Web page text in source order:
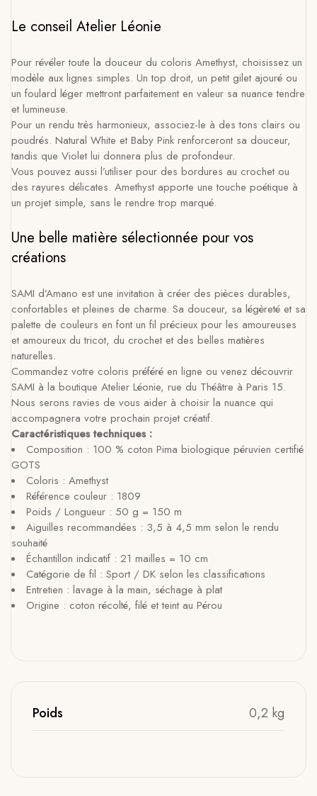
Le conseil Atelier Léonie
Pour révéler toute la douceur du coloris Amethyst, choisissez un
modèle aux lignes simples. Un top droit, un petit gilet ajouré ou
un foulard léger mettront parfaitement en valeur sa nuance tendre
et lumineuse.
Pour un rendu très harmonieux, associez-le à des tons clairs ou
poudrés. Natural White et Baby Pink renforceront sa douceur,
tandis que Violet lui donnera plus de profondeur.
Vous pouvez aussi l’utiliser pour des bordures au crochet ou
des rayures délicates. Amethyst apporte une touche poétique à
un projet simple, sans le rendre trop marqué.
Une belle matière sélectionnée pour vos
créations
SAMI d’Amano est une invitation à créer des pièces durables,
confortables et pleines de charme. Sa douceur, sa légèreté et sa
palette de couleurs en font un fil précieux pour les amoureuses
et amoureux du tricot, du crochet et des belles matières
naturelles.
Commandez votre coloris préféré en ligne ou venez découvrir
SAMI à la boutique Atelier Léonie, rue du Théâtre à Paris 15.
Nous serons ravies de vous aider à choisir la nuance qui
accompagnera votre prochain projet créatif.
Caractéristiques techniques :
Composition : 100 % coton Pima biologique péruvien certifié
GOTS
Coloris : Amethyst
Référence couleur : 1809
Poids / Longueur : 50 g = 150 m
Aiguilles recommandées : 3,5 à 4,5 mm selon le rendu
souhaité
Échantillon indicatif : 21 mailles = 10 cm
Catégorie de fil : Sport / DK selon les classifications
Entretien : lavage à la main, séchage à plat
Origine : coton récolté, filé et teint au Pérou
Poids 0,2 kg